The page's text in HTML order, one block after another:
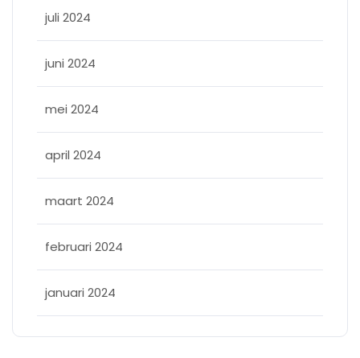
juli 2024
juni 2024
mei 2024
april 2024
maart 2024
februari 2024
januari 2024